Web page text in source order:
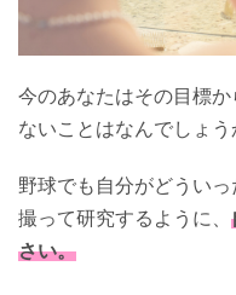
今のあなたはその目標
ないことはなんでしょう
野球でも自分がどうい
撮って研究するように、
さい。